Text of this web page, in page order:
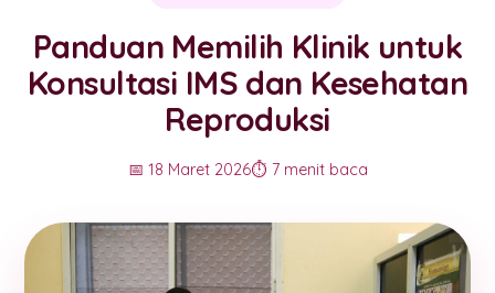
Panduan Memilih Klinik untuk
Konsultasi IMS dan Kesehatan
Reproduksi
📅 18 Maret 2026⏱️ 7 menit baca